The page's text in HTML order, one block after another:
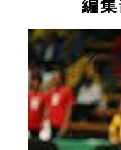
編